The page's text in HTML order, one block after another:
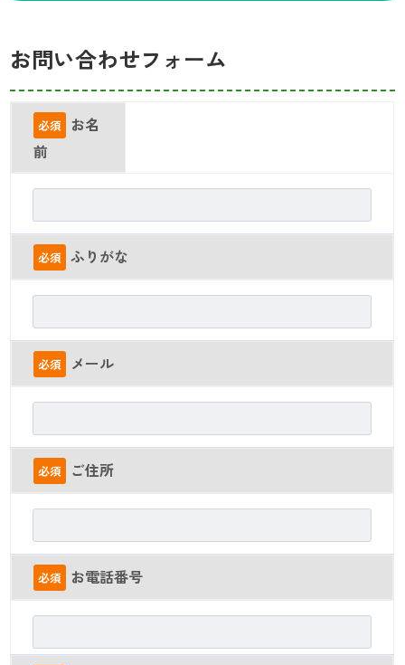
お問い合わせフォーム
必須
お名
前
必須 ふりがな
必須 メール
必須 ご住所
必須 お電話番号